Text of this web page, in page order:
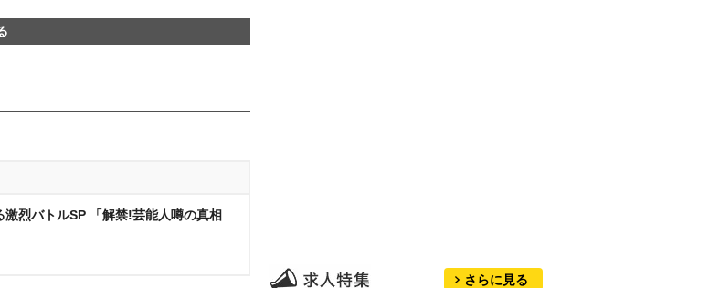
烈バトルSP 「解禁!芸能人噂の真相
さらに見る